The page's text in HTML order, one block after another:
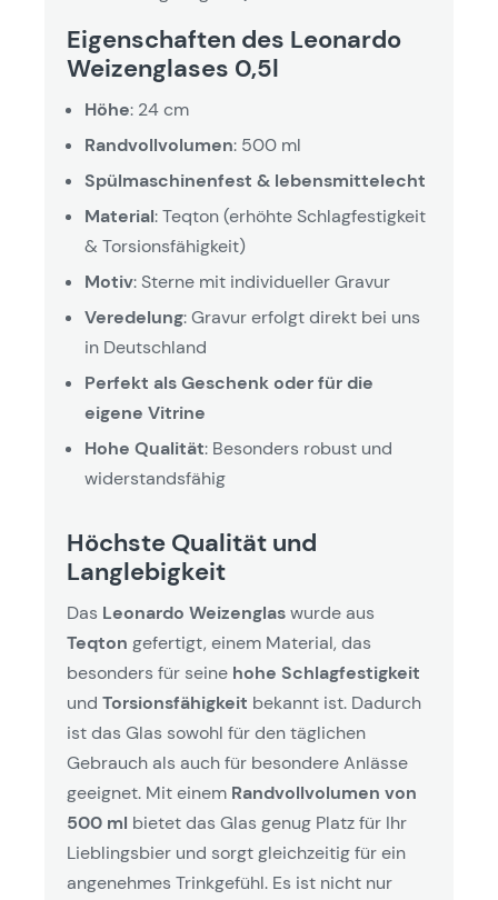
Eigenschaften des Leonardo
Weizenglases 0,5l
Höhe: 24 cm
Randvollvolumen: 500 ml
Spülmaschinenfest & lebensmittelecht
Material: Teqton (erhöhte Schlagfestigkeit
& Torsionsfähigkeit)
Motiv: Sterne mit individueller Gravur
Veredelung: Gravur erfolgt direkt bei uns
in Deutschland
Perfekt als Geschenk oder für die
eigene Vitrine
Hohe Qualität: Besonders robust und
widerstandsfähig
Höchste Qualität und
Langlebigkeit
Das Leonardo Weizenglaswurde aus
Teqton gefertigt, einem Material, das
besonders für seine hohe Schlagfestigkeit
und Torsionsfähigkeit bekannt ist. Dadurch
ist das Glas sowohl für den täglichen
Gebrauch als auch für besondere Anlässe
geeignet. Mit einem Randvollvolumen von
500 ml bietet das Glas genug Platz für Ihr
Lieblingsbier und sorgt gleichzeitig für ein
angenehmes Trinkgefühl. Es ist nicht nur